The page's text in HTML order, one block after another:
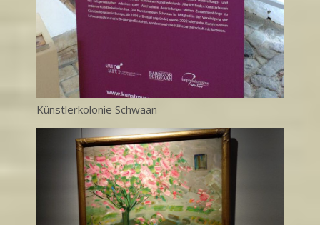
Künstlerkolonie Schwaan